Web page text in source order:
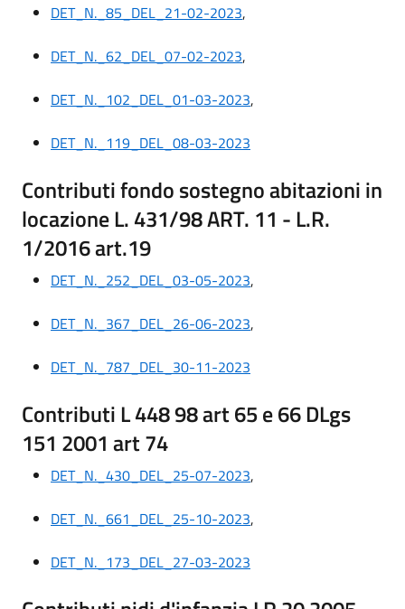
DET_N._85_DEL_21-02-2023,
DET_N._62_DEL_07-02-2023,
DET_N._102_DEL_01-03-2023,
DET_N._119_DEL_08-03-2023
Contributi fondo sostegno abitazioni in
locazione L. 431/98 ART. 11 - L.R.
1/2016 art.19
DET_N._252_DEL_03-05-2023,
DET_N._367_DEL_26-06-2023,
DET_N._787_DEL_30-11-2023
Contributi L 448 98 art 65 e 66 DLgs
151 2001 art 74
DET_N._430_DEL_25-07-2023,
DET_N._661_DEL_25-10-2023,
DET_N._173_DEL_27-03-2023